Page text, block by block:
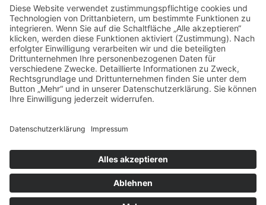
JETZT SPENDEN
paypal@heilbronner-tierschutz.de
© 2021Systemhaus JOAM
Datenschutzerklärung